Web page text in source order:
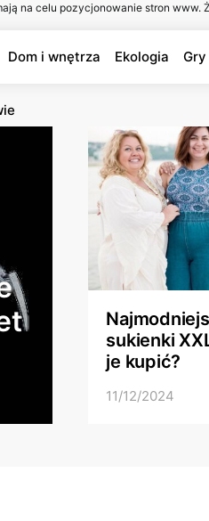
na celu pozycjonowanie stron
Dom i wnętrza Ekologia
sukienki
je kupić?
11/12/2024